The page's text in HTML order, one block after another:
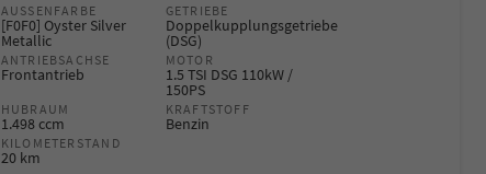
AUSSENFARBE
[F0F0] Oyster Silver
Metallic
GETRIEBE
Doppelkupplungsgetriebe
(DSG)
ANTRIEBSACHSE
Frontantrieb
MOTOR
1.5 TSI DSG 110kW /
150PS
HUBRAUM
1.498 ccm
KRAFTSTOFF
Benzin
KILOMETERSTAND
20 km